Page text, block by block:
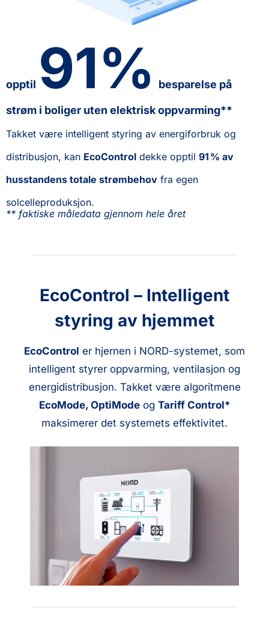
opptil 91% besparelse på
strøm i boliger uten elektrisk oppvarming**
Takket være intelligent styring av energiforbruk og
distribusjon, kan EcoControl dekke opptil 91 % av
husstandens totale strømbehov fra egen
solcelleproduksjon.
** faktiske måledata gjennom hele året
EcoControl – Intelligent
styring av hjemmet
EcoControl er hjernen i NORD-systemet, som
intelligent styrer oppvarming, ventilasjon og
energidistribusjon. Takket være algoritmene
EcoMode, OptiModeog Tariff Control*
maksimerer det systemets effektivitet.